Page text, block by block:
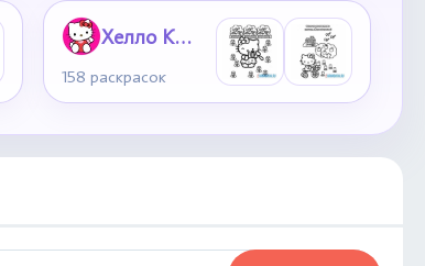
Хелло Китти
158 раскрасок